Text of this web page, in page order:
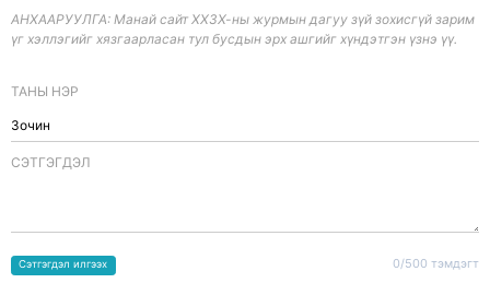
АНХААРУУЛГА: Манай сайт ХХЗХ-ны журмын дагуу зүй зохисгүй зарим
үг хэллэгийг хязгаарласан тул бусдын эрх ашгийг хүндэтгэн үзнэ үү.
ТАНЫ НЭР
CЭТГЭГДЭЛ
0/500 тэмдэгт
Сэтгэгдэл илгээх